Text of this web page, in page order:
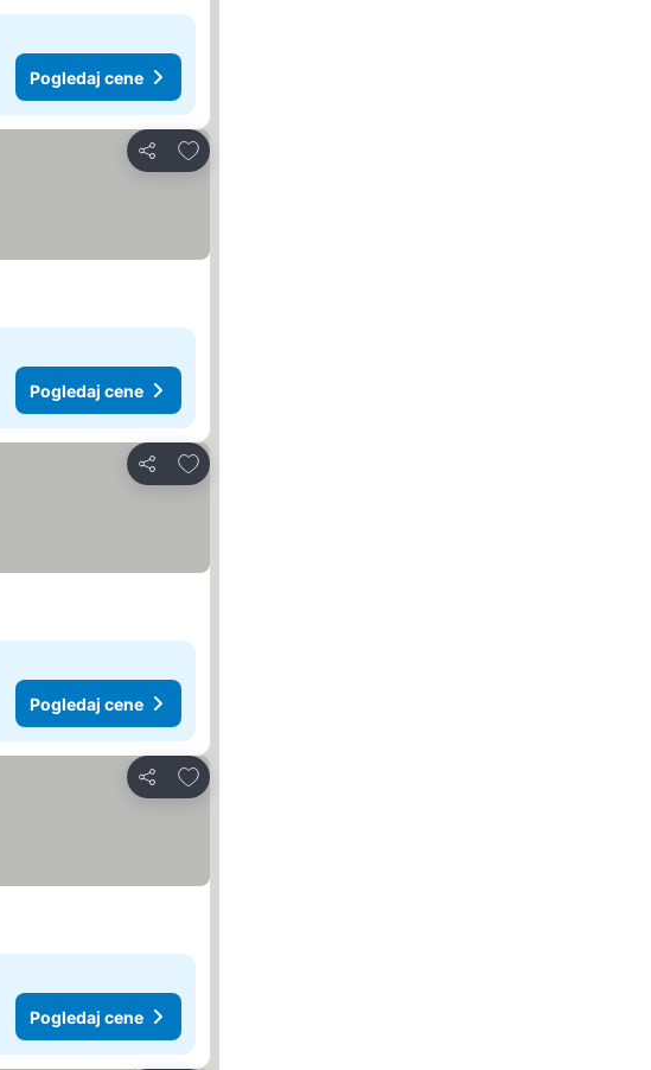
Pogledaj cene
Deli
Dodati u favorite
Pogledaj cene
Deli
Dodati u favorite
Pogledaj cene
Deli
Dodati u favorite
Pogledaj cene